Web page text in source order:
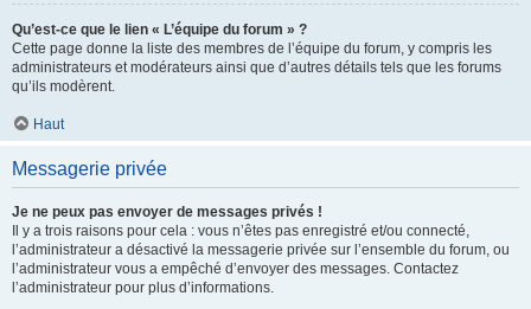
Qu’est-ce que le lien « L’équipe du forum » ?
Cette page donne la liste des membres de l’équipe du forum, y compris les
administrateurs et modérateurs ainsi que d’autres détails tels que les forums
qu’ils modèrent.
Haut
Messagerie privée
Je ne peux pas envoyer de messages privés !
Il y a trois raisons pour cela : vous n’êtes pas enregistré et/ou connecté,
l’administrateur a désactivé la messagerie privée sur l’ensemble du forum, ou
l’administrateur vous a empêché d’envoyer des messages. Contactez
l’administrateur pour plus d’informations.